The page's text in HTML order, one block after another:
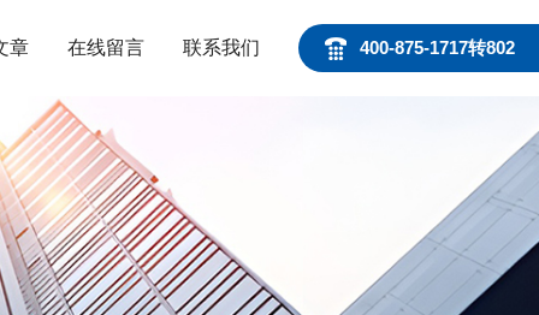
400-875-1717转802
章 在线留言 联系我们